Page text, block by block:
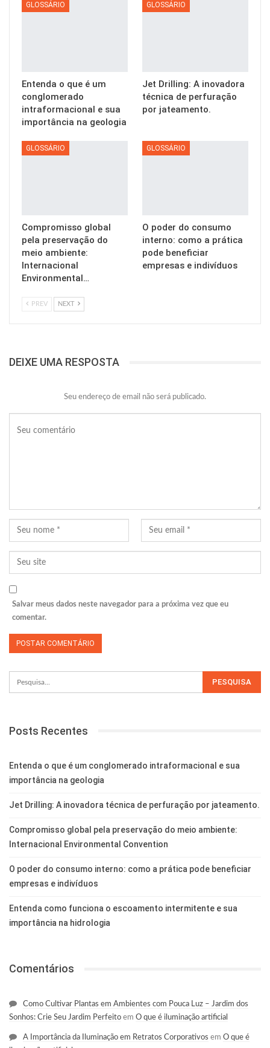
GLOSSÁRIO
Entenda o que é um
conglomerado
intraformacional e sua
importância na geologia
GLOSSÁRIO
Jet Drilling: A inovadora
técnica de perfuração
por jateamento.
GLOSSÁRIO
Compromisso global
pela preservação do
meio ambiente:
Internacional
Environmental…
GLOSSÁRIO
O poder do consumo
interno: como a prática
pode beneficiar
empresas e indivíduos
PREV NEXT
DEIXE UMA RESPOSTA
Seu endereço de email não será publicado.
Salvar meus dados neste navegador para a próxima vez que eu
comentar.
Posts Recentes
Entenda o que é um conglomerado intraformacional e sua
importância na geologia
Jet Drilling: A inovadora técnica de perfuração por jateamento.
Compromisso global pela preservação do meio ambiente:
Internacional Environmental Convention
O poder do consumo interno: como a prática pode beneficiar
empresas e indivíduos
Entenda como funciona o escoamento intermitente e sua
importância na hidrologia
Comentários
Como Cultivar Plantas em Ambientes com Pouca Luz – Jardim dos
Sonhos: Crie Seu Jardim Perfeito em O que é iluminação artificial
A Importância da Iluminação em Retratos Corporativos em O que é